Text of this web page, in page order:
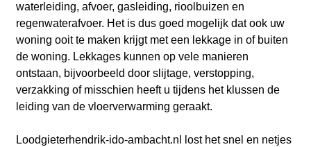
waterleiding, afvoer, gasleiding, rioolbuizen en
regenwaterafvoer. Het is dus goed mogelijk dat ook uw
woning ooit te maken krijgt met een lekkage in of buiten
de woning. Lekkages kunnen op vele manieren
ontstaan, bijvoorbeeld door slijtage, verstopping,
verzakking of misschien heeft u tijdens het klussen de
leiding van de vloerverwarming geraakt.
Loodgieterhendrik-ido-ambacht.nl lost het snel en netjes